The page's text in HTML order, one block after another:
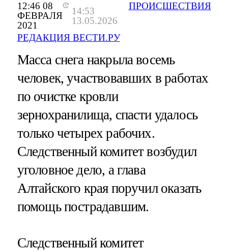
12:46 08
ФЕВРАЛЯ
2021
14:53
13.05.2026
РЕДАКЦИЯ ВЕСТИ.РУ
ПРОИСШЕСТВИЯ
Масса снега накрыла восемь
человек, участвовавших в работах
по очистке кровли
зернохранилища, спасти удалось
только четырех рабочих.
Следственный комитет возбудил
уголовное дело, а глава
Алтайского края поручил оказать
помощь пострадавшим.
Следственный комитет